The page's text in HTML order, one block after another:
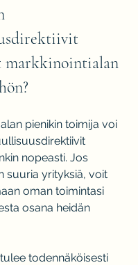
markkinointialan
pienikin toimija voi
nopeasti. Jos
suuria yrityksiä, voit
oman toimintasi
osana heidän
todennäköisesti